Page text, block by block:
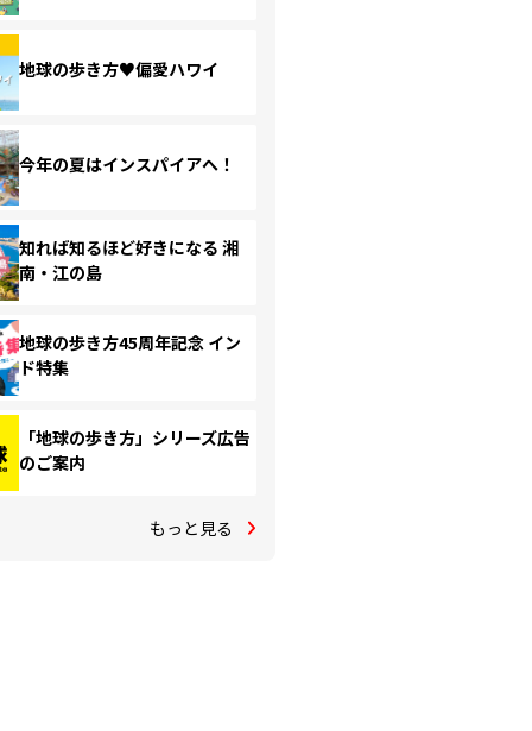
地球の歩き方♥偏愛ハワイ
今年の夏はインスパイアへ！
知れば知るほど好きになる 湘
南・江の島
地球の歩き方45周年記念 イン
ド特集
「地球の歩き方」シリーズ広告
のご案内
もっと見る